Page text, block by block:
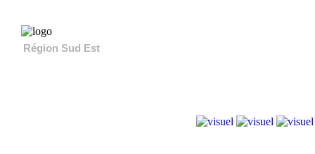
Région Sud Est